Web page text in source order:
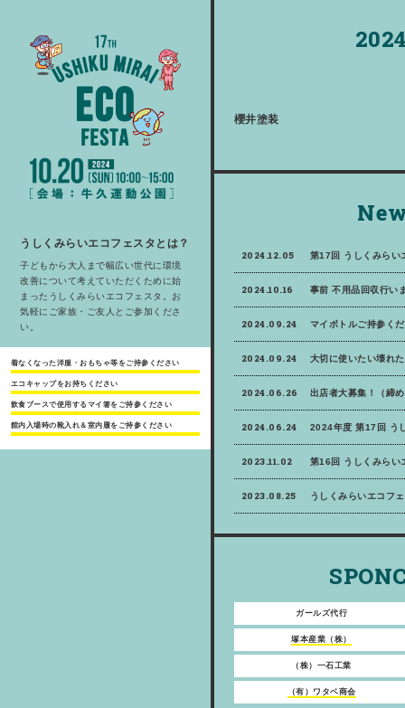
うしくみらいエコフェスタとは？
子どもから大人まで幅広い世代に環境
改善について考えていただくために始
まったうしくみらいエコフェスタ。お
気軽にご家族・ご友人とご参加くださ
い。
着なくなった洋服・おもちゃ等をご持参ください
エコキャップをお持ちください
飲食ブースで使用するマイ箸をご持参ください
館内入場時の靴入れ＆室内履をご持参ください
櫻井塗装
2024.12.05 第17回 うしくみらい
2024.10.16 事前 不用品回収行い
2024.09.24 マイボトルご持参く
2024.09.24 大切に使いたい壊れ
2024.06.26 出店者大募集！（締
2024.06.24 2024年度 第17回 う
2023.11.02 第16回 うしくみらい
2023.08.25 うしくみらいエコフ
ガールズ代行
塚本産業（株）
（株）一石工業
（有）ワタベ商会